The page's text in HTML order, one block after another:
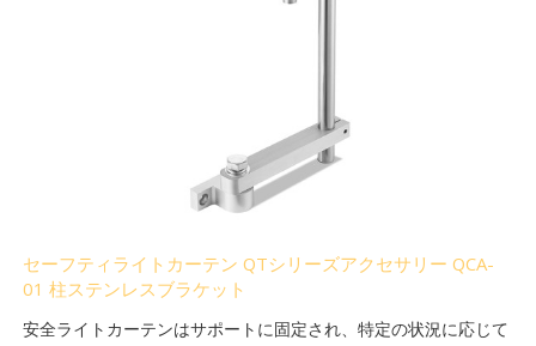
セーフティライトカーテン QTシリーズアクセサリー QCA-
01 柱ステンレスブラケット
安全ライトカーテンはサポートに固定され、特定の状況に応じて